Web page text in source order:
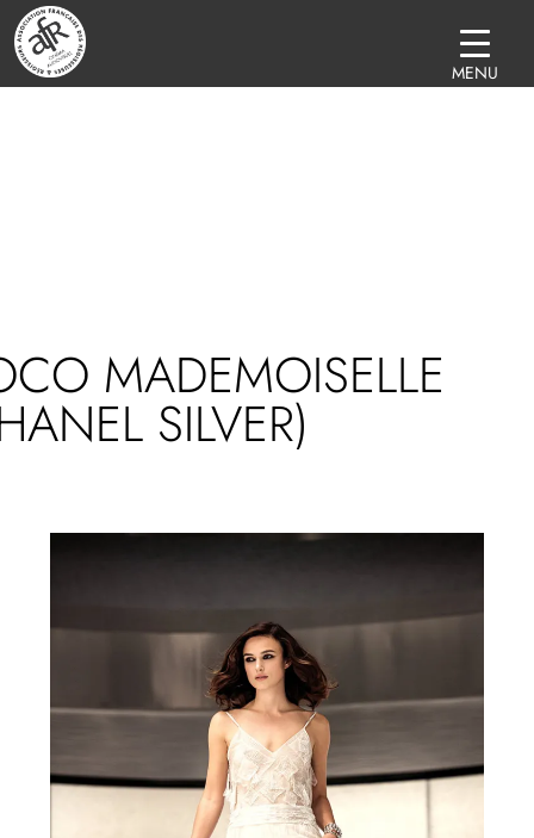
MADEMOISELLE
SILVER)
MENU